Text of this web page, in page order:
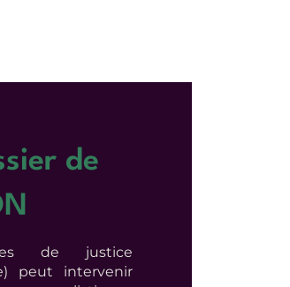
de
de justice
peut intervenir